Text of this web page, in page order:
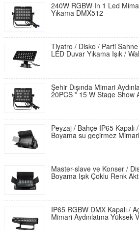
240W RGBW In 1 Led
Yıkama DMX512
Tiyatro / Disko / Parti
LED Duvar Yıkama Işık /
Şehir Dışında Mimari
20PCS * 15 W Stage Show
Peyzaj / Bahçe IP65 Kapalı
Boyama su geçirmez
Master-slave ve Konser /
Boyama Işık Çoklu Renk
IP65 RGBW DMX Kapalı /
Mimari Aydınlatma Yüksek